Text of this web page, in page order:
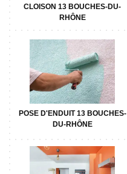
CLOISON 13 BOUCHES-DU-
RHÔNE
POSE D'ENDUIT 13 BOUCHES-
DU-RHÔNE